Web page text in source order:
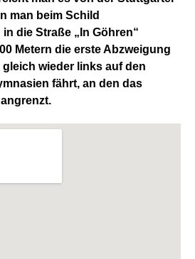
man beim Schild
die Straße „In Göhren“
Metern die erste Abzweigung
gleich wieder links auf den
fährt, an den das